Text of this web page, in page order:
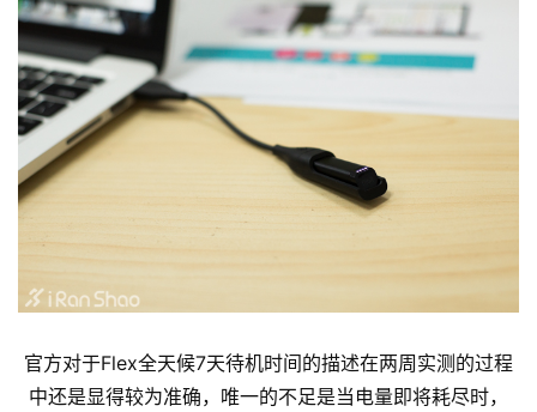
官方对于Flex全天候7天待机时间的描述在两周实测的过程
中还是显得较为准确，唯一的不足是当电量即将耗尽时，